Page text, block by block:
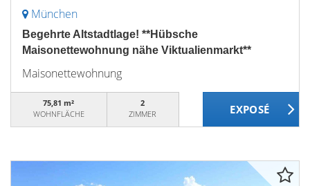
München
Begehrte Altstadtlage! **Hübsche
Maisonettewohnung nähe Viktualienmarkt**
Maisonettewohnung
75,81 m²
WOHNFLÄCHE
2
ZIMMER